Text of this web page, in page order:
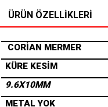
ÜRÜN ÖZELLIKLERI
CORİAN MERMER
KÜRE KESİM
9.6X10MM
METAL YOK